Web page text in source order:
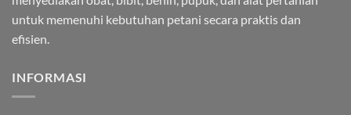
untuk memenuhi kebutuhan petani secara praktis dan
efisien.
INFORMASI